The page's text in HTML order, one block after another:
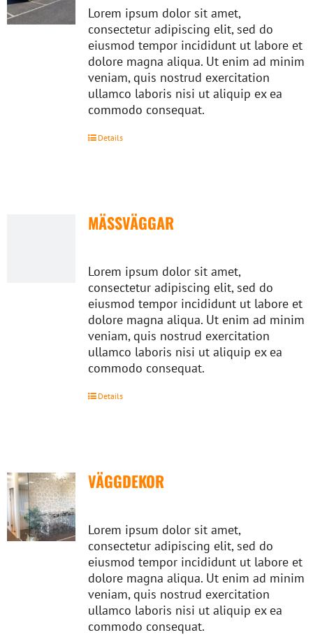
Lorem ipsum dolor sit amet,
consectetur adipiscing elit, sed do
eiusmod tempor incididunt ut labore et
dolore magna aliqua. Ut enim ad minim
veniam, quis nostrud exercitation
ullamco laboris nisi ut aliquip ex ea
commodo consequat.
Details
MÄSSVÄGGAR
Lorem ipsum dolor sit amet,
consectetur adipiscing elit, sed do
eiusmod tempor incididunt ut labore et
dolore magna aliqua. Ut enim ad minim
veniam, quis nostrud exercitation
ullamco laboris nisi ut aliquip ex ea
commodo consequat.
Details
VÄGGDEKOR
Lorem ipsum dolor sit amet,
consectetur adipiscing elit, sed do
eiusmod tempor incididunt ut labore et
dolore magna aliqua. Ut enim ad minim
veniam, quis nostrud exercitation
ullamco laboris nisi ut aliquip ex ea
commodo consequat.